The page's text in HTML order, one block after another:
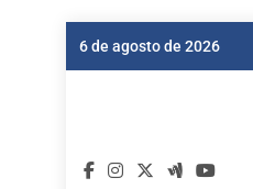
6 de agosto de 2026